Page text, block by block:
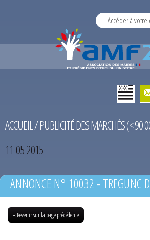
Accéder à votre
ACCUEIL/PUBLICITÉ DES MARCHÉS (< 90
11-05-2015
ANNONCE N° 10032 - TREGUNC
« Revenir sur la page précédente